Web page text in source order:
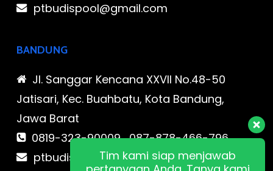
ptbudispool@gmail.com
BANDUNG
Jl. Sanggar Kencana XXVII No.48-50
Jatisari, Kec. Buahbatu, Kota Bandung,
Jawa Barat
0819-323-90009 , 087-878-466-796
ptbudispool@gmail.comTim kami siap menjawab